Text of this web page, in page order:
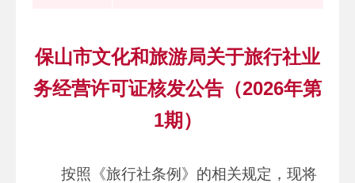
保山市文化和旅游局关于旅行社业
务经营许可证核发公告（2026年第
1期）
按照《旅行社条例》的相关规定，现将